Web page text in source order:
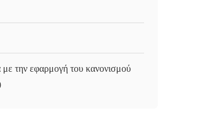
με την εφαρμογή του κανονισμού